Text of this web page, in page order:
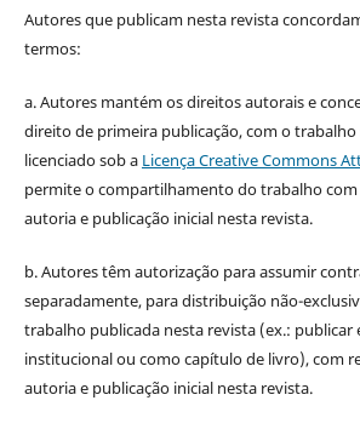
Autores que publicam nesta revista
termos:
a. Autores mantém os direitos autorais e
direito de primeira publicação, com o
licenciado sob a Licença Creative Commons
permite o compartilhamento do trabalho
autoria e publicação inicial nesta revista.
b. Autores têm autorização para assumir
separadamente, para distribuição não-
trabalho publicada nesta revista (ex.:
institucional ou como capítulo de livro), com
autoria e publicação inicial nesta revista.